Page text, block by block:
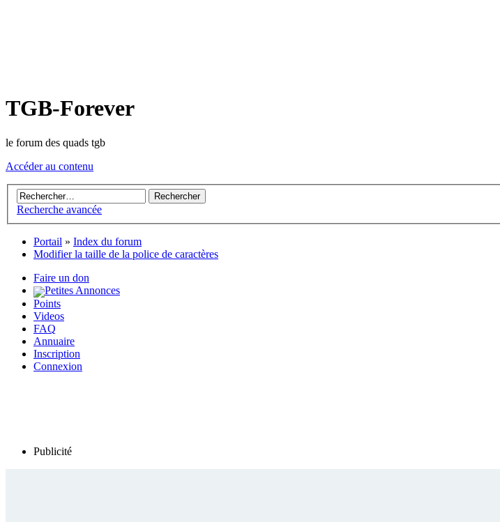
TGB-Forever
le forum des quads tgb
Accéder au contenu
Recherche avancée
Portail » Index du forum
Modifier la taille de la police de caractères
Faire un don
Petites Annonces
Points
Videos
FAQ
Annuaire
Inscription
Connexion
Publicité